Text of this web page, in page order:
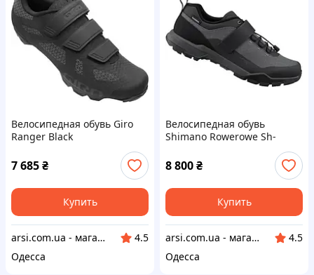
Велосипедная обувь Giro
Ranger Black
7 685₴
Купить
arsi.com.ua - магазин техники
4.5
Одесса
Велосипедная обувь
Shimano Rowerowe Sh-
8 800₴
Купить
arsi.com.ua - магазин техники
4.5
Одесса